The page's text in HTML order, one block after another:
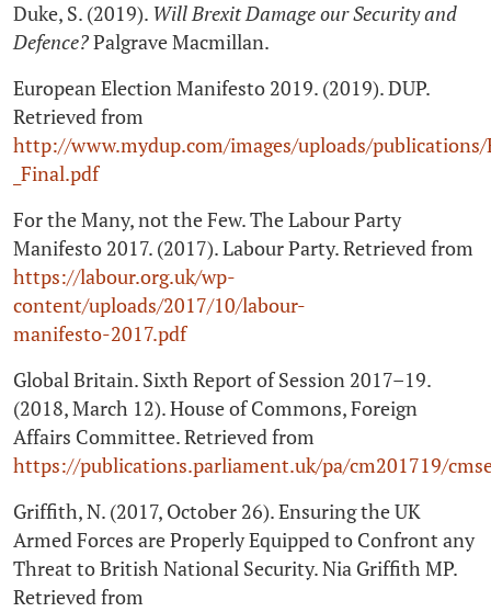
Duke, S. (2019). Will Brexit Damage our Security and
Defence?Palgrave Macmillan.
European Election Manifesto 2019. (2019). DUP.
Retrieved from
http://www.mydup.com/images/uploads/publications/
_Final.pdf
For the Many, not the Few. The Labour Party
Manifesto 2017. (2017). Labour Party. Retrieved from
https://labour.org.uk/wp-
content/uploads/2017/10/labour-
manifesto‑2017.pdf
Global Britain. Sixth Report of Session 2017–19.
(2018, March 12). House of Commons, Foreign
Affairs Committee. Retrieved from
https://publications.parliament.uk/pa/cm201719/
Griffith, N. (2017, October 26). Ensuring the UK
Armed Forces are Properly Equipped to Confront any
Threat to British National Security. Nia Griffith MP.
Retrieved from